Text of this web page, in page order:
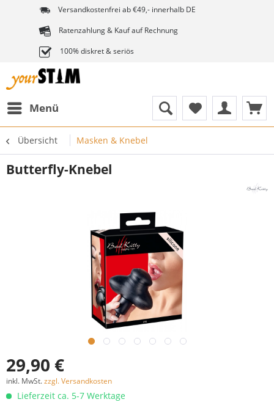
Versandkostenfrei ab €49,- innerhalb DE
Ratenzahlung & Kauf auf Rechnung
100% diskret & seriös
Menü
Übersicht Masken & Knebel
Butterfly-Knebel
29,90 €
inkl. MwSt.zzgl. Versandkosten
Lieferzeit ca. 5-7 Werktage